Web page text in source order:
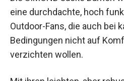
Die SIMOND Jacke Damen
eine durchdachte, hoch
Outdoor-Fans, die auch bei
Bedingungen nicht auf
verzichten wollen.